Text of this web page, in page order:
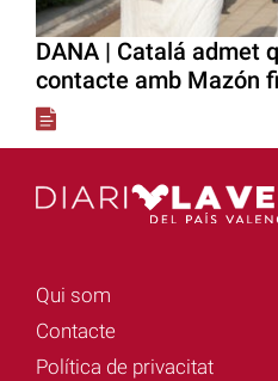
DANA | Catalá admet
contacte amb Mazón
Qui som
Contacte
Política de privacitat